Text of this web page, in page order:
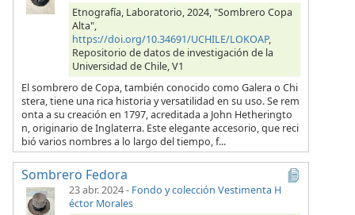
Etnografía, Laboratorio, 2024, "Sombrero Copa
Alta",
https://doi.org/10.34691/UCHILE/LOKOAP,
Repositorio de datos de investigación de la
Universidad de Chile, V1
El sombrero de Copa, también conocido como Galera o Chi
stera, tiene una rica historia y versatilidad en su uso. Se rem
onta a su creación en 1797, acreditada a John Hetheringto
n, originario de Inglaterra. Este elegante accesorio, que reci
bió varios nombres a lo largo del tiempo, f...
Sombrero Fedora
23 abr. 2024- Fondo y colección Vestimenta H
éctor Morales